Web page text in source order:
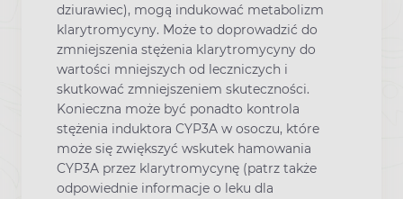
dziurawiec), mogą indukować metabolizm
klarytromycyny. Może to doprowadzić do
zmniejszenia stężenia klarytromycyny do
wartości mniejszych od leczniczych i
skutkować zmniejszeniem skuteczności.
Konieczna może być ponadto kontrola
stężenia induktora CYP3A w osoczu, które
może się zwiększyć wskutek hamowania
CYP3A przez klarytromycynę (patrz także
odpowiednie informacje o leku dla